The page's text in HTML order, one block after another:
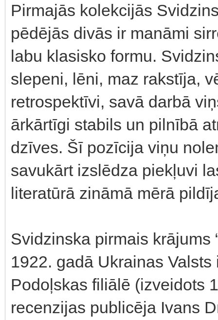
Pirmajās kolekcijās
pēdējās divās ir manāmi
labu klasisko formu.
slepeni, lēni, maz rakstīja,
retrospektīvi, savā darbā
ārkārtīgi stabils un pilnībā
dzīves. Šī pozīcija viņu
savukārt izslēdza piekļuvi
literatūrā zināmā mērā
Svidzinska pirmais krājums
1922. gadā Ukrainas
Podoļskas filiālē (izveidots
recenzijas publicēja Ivans